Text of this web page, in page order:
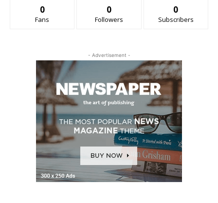
0
Fans
0
Followers
0
Subscribers
- Advertisement -